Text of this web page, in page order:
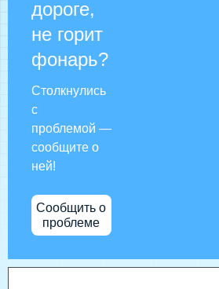
дороге,
не горит
фонарь?
Столкнулись
с
проблемой —
сообщите о
ней!
Сообщить о
проблеме